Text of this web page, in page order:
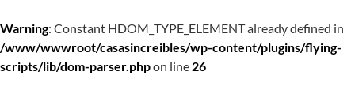
Warning: Constant HDOM_TYPE_ELEMENT already defined in
/www/wwwroot/casasincreibles/wp-content/plugins/flying-
scripts/lib/dom-parser.phpon line 26